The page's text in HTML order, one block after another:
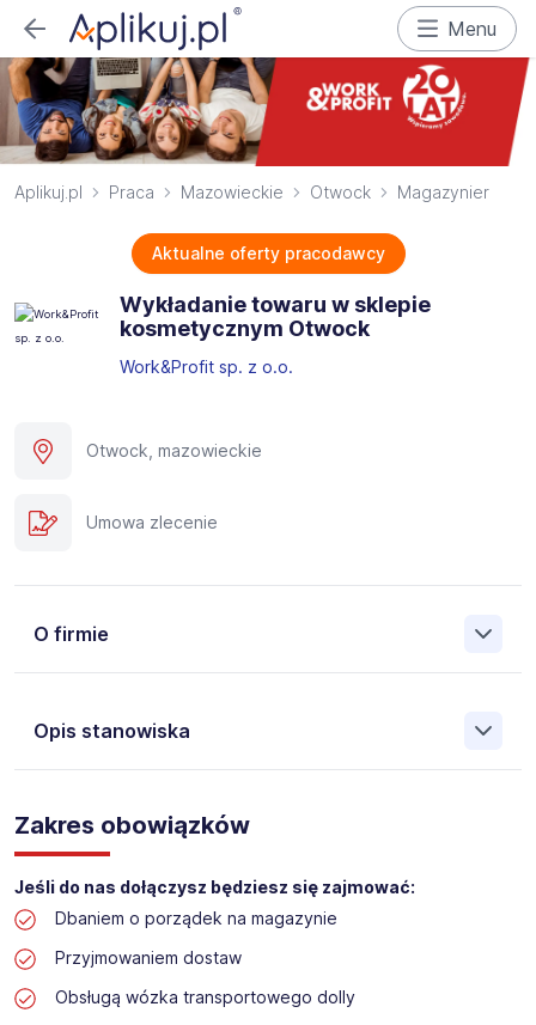
Menu
Aplikuj.pl Praca Mazowieckie Otwock Magazynier
Aktualne oferty pracodawcy
Wykładanie towaru w sklepie
kosmetycznym Otwock
Work&Profit sp. z o.o.
Otwock, mazowieckie
Umowa zlecenie
O firmie
Opis stanowiska
Pośrednictwa Pracy i Doradztwa Personalnego Work &
Profit jest obecnie jedną z największych niezależnych
polskich agencji zatrudnienia. W ciągu wielu lat naszej
działalności daliśmy pracę przeszło 50 000 pracowników
w całym kraju. Skutecznie znajdujemy pracowników dla
największych firm, jak również małych rodzinnych
przedsiębiorstw w Polsce. Agencja jest wpisana pod nr
Zakres obowiązków
Jeśli do nas dołączysz będziesz się zajmować:
Dbaniem o porządek na magazynie
Przyjmowaniem dostaw
Obsługą wózka transportowego dolly